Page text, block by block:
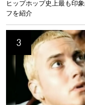
ヒップホップ史上最も印
フを紹介